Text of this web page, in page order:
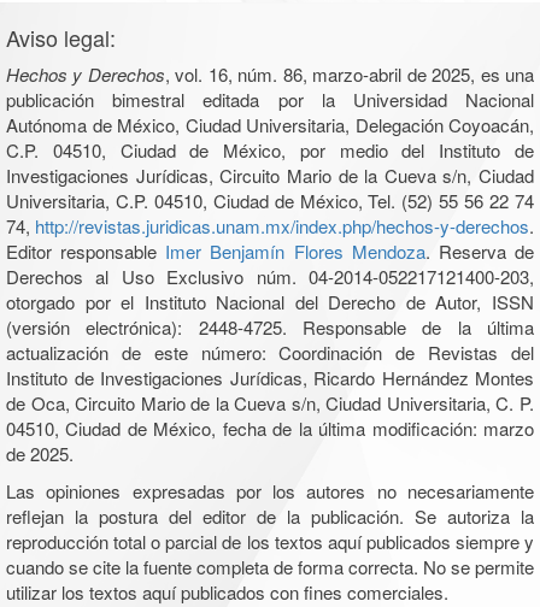
Aviso legal:
Hechos y Derechos, vol. 16, núm. 86, marzo-abril de 2025, es una
publicación bimestral editada por la Universidad Nacional
Autónoma de México, Ciudad Universitaria, Delegación Coyoacán,
C.P. 04510, Ciudad de México, por medio del Instituto de
Investigaciones Jurídicas, Circuito Mario de la Cueva s/n, Ciudad
Universitaria, C.P. 04510, Ciudad de México, Tel. (52) 55 56 22 74
74, http://revistas.juridicas.unam.mx/index.php/hechos-y-derechos.
Editor responsable Imer Benjamín Flores Mendoza. Reserva de
Derechos al Uso Exclusivo núm. 04-2014-052217121400-203,
otorgado por el Instituto Nacional del Derecho de Autor, ISSN
(versión electrónica): 2448-4725. Responsable de la última
actualización de este número: Coordinación de Revistas del
Instituto de Investigaciones Jurídicas, Ricardo Hernández Montes
de Oca, Circuito Mario de la Cueva s/n, Ciudad Universitaria, C. P.
04510, Ciudad de México, fecha de la última modificación: marzo
de 2025.
Las opiniones expresadas por los autores no necesariamente
reflejan la postura del editor de la publicación. Se autoriza la
reproducción total o parcial de los textos aquí publicados siempre y
cuando se cite la fuente completa de forma correcta. No se permite
utilizar los textos aquí publicados con fines comerciales.